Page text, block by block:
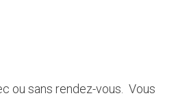
ou sans rendez-vous. Vous